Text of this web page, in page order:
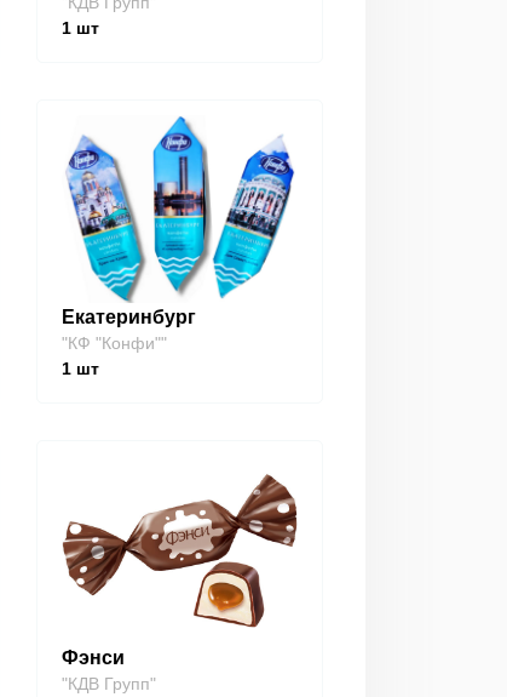
1шт
Екатеринбург
"КФ "Конфи""
1шт
Фэнси
"КДВ Групп"